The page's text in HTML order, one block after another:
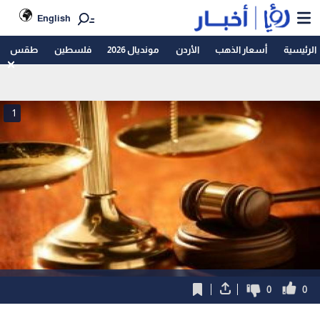
English
الرئيسية أسعار الذهب الأردن مونديال 2026 فلسطين طقس
1
0
0